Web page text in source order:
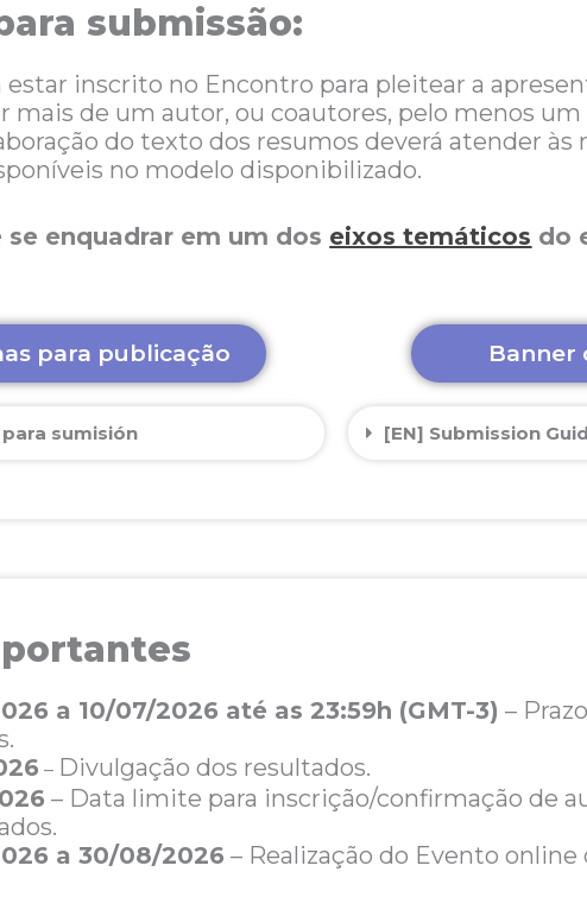
submissão:
estar inscrito no Encontro para pleitear a
mais de um autor, ou coautores, pelo menos
do texto dos resumos deverá atender às
no modelo disponibilizado.
se enquadrar em um dos eixos temáticos do
para publicação Banner
sumisión [EN] Submission
a 10/07/2026 até as 23:59h (GMT-3) –
– Divulgação dos resultados.
– Data limite para inscrição/confirmação de
a 30/08/2026 – Realização do Evento online